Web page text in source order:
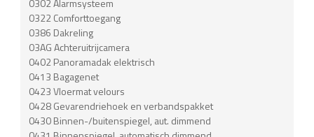
0322 Comforttoegang
0386 Dakreling
03AG Achteruitrijcamera
0402 Panoramadak elektrisch
0413 Bagagenet
0423 Vloermat velours
0428 Gevarendriehoek en verbandspakket
0430 Binnen-/buitenspiegel, aut. dimmend